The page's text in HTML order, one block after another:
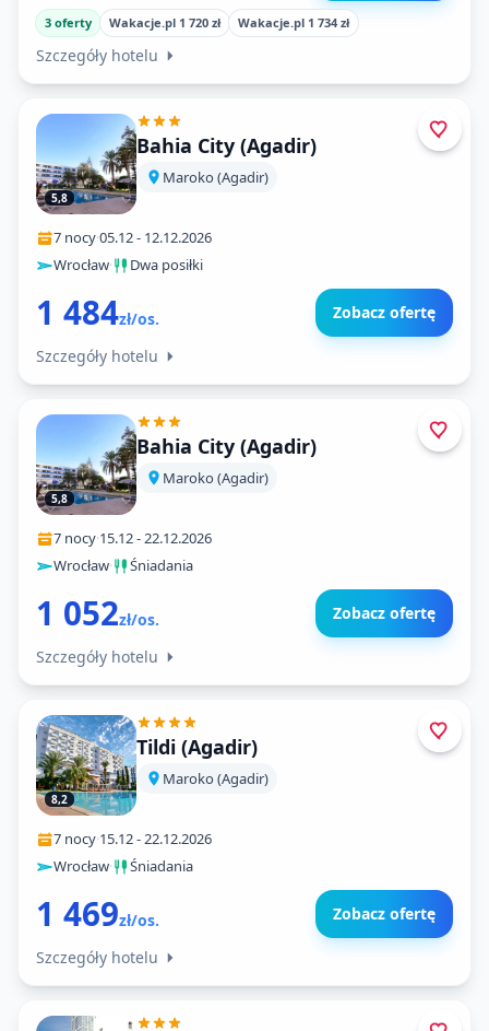
3 oferty Wakacje.pl 1 720 zł Wakacje.pl 1 734 zł
Szczegóły hotelu
5,8
Bahia City (Agadir)
Maroko (Agadir)
7 nocy·05.12- 12.12.2026
Wrocław· Dwa posiłki
1 484zł/os. Zobacz ofertę
Szczegóły hotelu
5,8
Bahia City (Agadir)
Maroko (Agadir)
7 nocy·15.12-22.12.2026
Wrocław· Śniadania
1 052zł/os. Zobacz ofertę
Szczegóły hotelu
8,2
Tildi (Agadir)
Maroko (Agadir)
7 nocy·15.12-22.12.2026
Wrocław· Śniadania
1 469zł/os. Zobacz ofertę
Szczegóły hotelu